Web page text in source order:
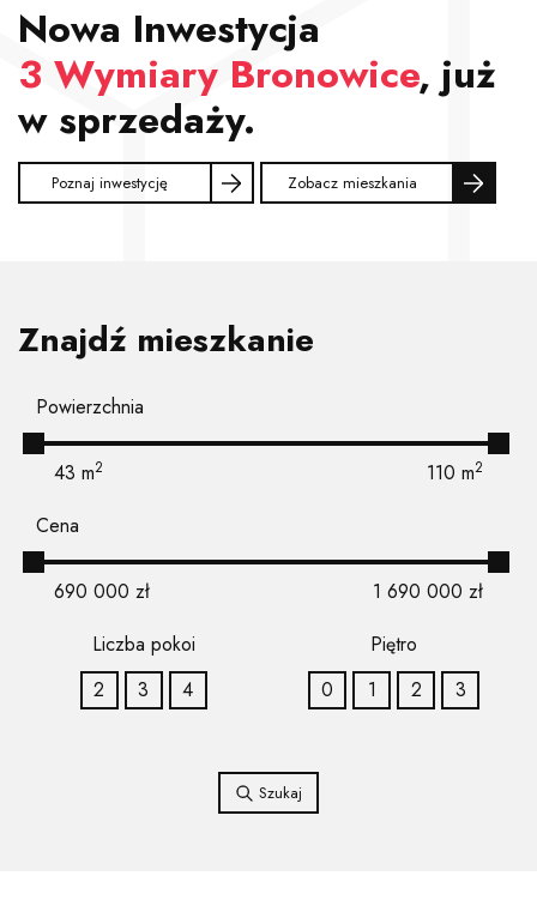
Nowa Inwestycja
3 Wymiary Bronowice, już
w sprzedaży.
Poznaj inwestycję Zobacz mieszkania
Znajdź mieszkanie
Powierzchnia
43 m2 110 m2
Cena
690 000 zł 1 690 000 zł
Liczba pokoi
2
3 4
Piętro
0
1 2 3